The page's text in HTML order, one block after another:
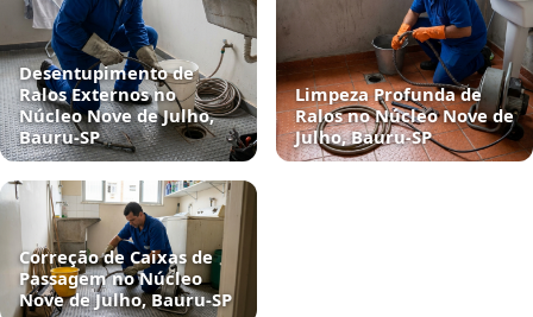
Desentupimento de
Ralos Externos no
Núcleo Nove de Julho,
Bauru‑SP
Limpeza Profunda de
Ralos no Núcleo Nove de
Julho, Bauru‑SP
Correção de Caixas de
Passagem no Núcleo
Nove de Julho, Bauru‑SP